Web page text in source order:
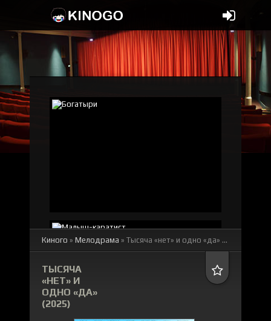
Киного » Мелодрама » Тысяча «нет» и одно «да»
ТЫСЯЧА
«НЕТ» И
ОДНО «ДА»
(2025)